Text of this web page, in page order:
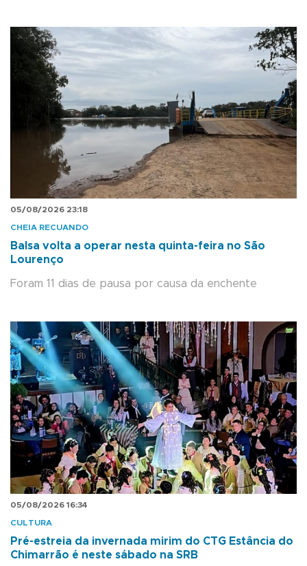
05/08/2026 23:18
CHEIA RECUANDO
Balsa volta a operar nesta quinta-feira no São
Lourenço
Foram 11 dias de pausa por causa da enchente
05/08/2026 16:34
CULTURA
Pré-estreia da invernada mirim do CTG Estância do
Chimarrão é neste sábado na SRB